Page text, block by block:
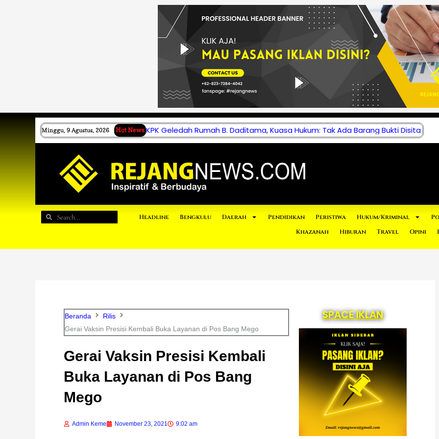
Minggu, 9 Agustus, 2026 Hot News KPK Geledah Rumah B. Daditama, Kuasa Hukum: Tak Ada Barang Bukti Disita
Search
Search Headline Bengkulu Daerah Pendidikan Peristiwa Hukum/Kriminal
Khazanah
Hiburan Travel Opini
Beranda
Rilis
Gerai Vaksin Presisi Kembali Buka Layanan di Pos Bang Mego
Gerai Vaksin Presisi Kembali
Buka Layanan di Pos Bang
Mego
Admin Keme November 23, 2021 9:02 am
SPACE IKLAN